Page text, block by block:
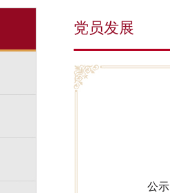
党员发展
公